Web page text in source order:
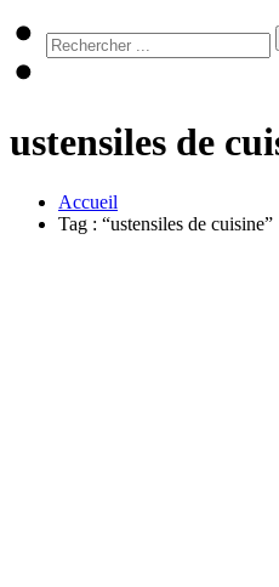
ustensiles de
Accueil
Tag : “ustensiles de cuisine”